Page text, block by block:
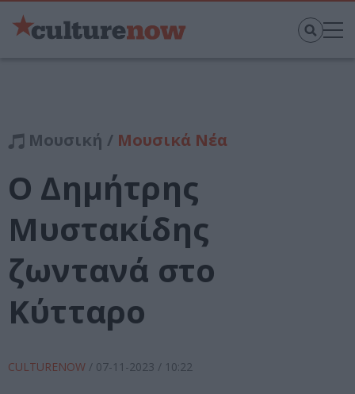
Μουσική / Μουσικά Νέα
Ο Δημήτρης
Μυστακίδης
ζωντανά στο
Κύτταρο
CULTURENOW / 07-11-2023 / 10:22